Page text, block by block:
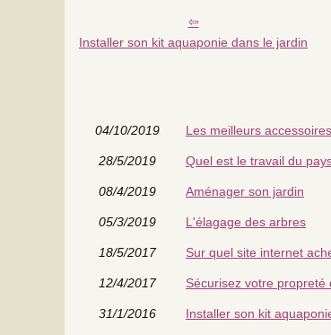
Installer son kit aquaponie dans le jardin
04/10/2019 Les meilleurs
28/5/2019 Quel est le travail du
08/4/2019 Aménager son jardin
05/3/2019 L'élagage des arbres
18/5/2017 Sur quel site internet
12/4/2017 Sécurisez votre propreté
31/1/2016 Installer son kit